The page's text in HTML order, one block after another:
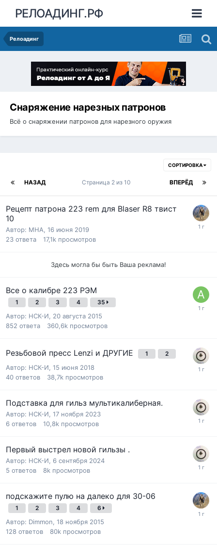
РЕЛОАДИНГ.РФ
Релоадинг
Снаряжение нарезных патронов
Всё о снаряжении патронов для нарезного оружия
СОРТИРОВКА
НАЗАД ВПЕРЁД
Страница 2 из 10
Рецепт патрона 223 rem для Blaser R8 твист
10
Автор: MHA, 16 июня 2019
23 ответа 17,1k просмотров
Здесь могла бы быть Ваша реклама!
Все о калибре 223 РЭМ
1 2 3 4 35
Автор: НСК-И, 20 августа 2015
852 ответа 360,6k просмотров
Резьбовой пресс Lenzi и ДРУГИЕ 1 2
Автор: НСК-И, 15 июня 2018
40 ответов 38,7k просмотров
Подставка для гильз мультикалиберная.
Автор: НСК-И, 17 ноября 2023
6 ответов 10,8k просмотров
Первый выстрел новой гильзы .
Автор: НСК-И, 6 сентября 2024
5 ответов 8k просмотров
подскажите пулю на далеко для 30-06
1 2 3 4 6
Автор: Dimmon, 18 ноября 2015
128 ответов 80k просмотров